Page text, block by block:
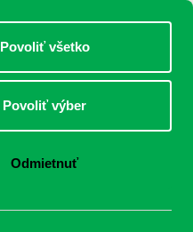
Povoliť všetko
Povoliť výber
Odmietnuť
DOSPELÍ